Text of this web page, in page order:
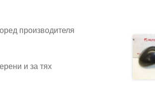
производителя
и за тях